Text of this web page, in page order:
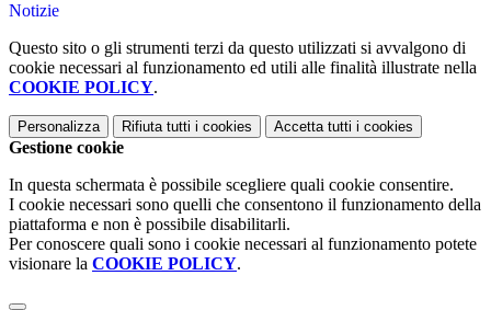
Notizie
Questo sito o gli strumenti terzi da questo utilizzati si avvalgono di
cookie necessari al funzionamento ed utili alle finalità illustrate nella
COOKIE POLICY.
Personalizza Rifiuta tutti i cookies Accetta tutti i cookies
Gestione cookie
In questa schermata è possibile scegliere quali cookie consentire.
I cookie necessari sono quelli che consentono il funzionamento della
piattaforma e non è possibile disabilitarli.
Per conoscere quali sono i cookie necessari al funzionamento potete
visionare la COOKIE POLICY.